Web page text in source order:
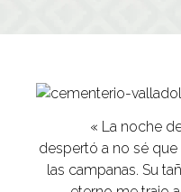
« La noche
despertó a no sé
las campanas. Su